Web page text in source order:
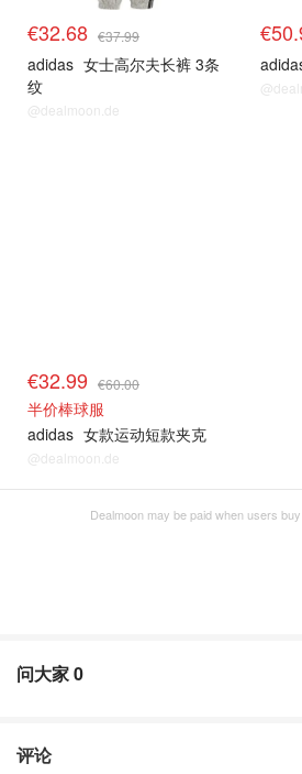
€32.68 €37.99
adidas 女士高尔夫长裤 3条
纹
@dealmoon.de
€32.99 €60.00
半价棒球服
adidas 女款运动短款夹克
@dealmoon.de
Dealmoon may be paid when users
问大家0
评论